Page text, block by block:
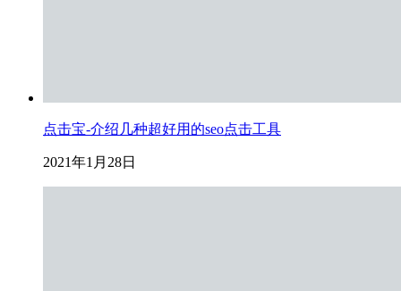
点击宝-介绍几种超好用的seo点击工具
2021年1月28日